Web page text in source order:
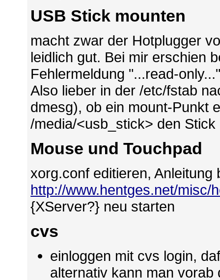
USB Stick mounten
macht zwar der Hotplugger
leidlich gut. Bei mir erschien
Fehlermeldung "...read-
Also lieber in der /etc/fstab
dmesg), ob ein mount-Punkt
/media/<usb_stick> den Stick
Mouse und Touchpad
xorg.conf editieren, Anleitung
http://www.hentges.net/misc/
{XServer?} neu starten
cvs
einloggen mit cvs login,
alternativ kann man